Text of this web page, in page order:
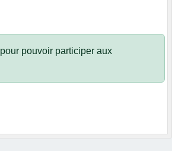
pour pouvoir participer aux